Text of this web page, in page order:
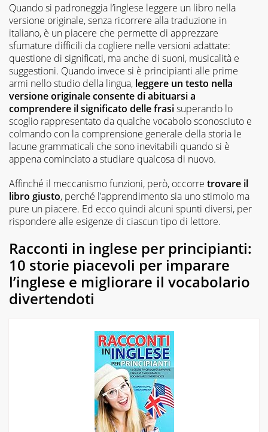
Quando si padroneggia l’inglese leggere un libro nella
versione originale, senza ricorrere alla traduzione in
italiano, è un piacere che permette di apprezzare
sfumature difficili da cogliere nelle versioni adattate:
questione di significati, ma anche di suoni, musicalità e
suggestioni. Quando invece si è principianti alle prime
armi nello studio della lingua, leggere un testo nella
versione originale consente di abituarsi a
comprendere il significato delle frasisuperando lo
scoglio rappresentato da qualche vocabolo sconosciuto e
colmando con la comprensione generale della storia le
lacune grammaticali che sono inevitabili quando si è
appena cominciato a studiare qualcosa di nuovo.
Affinché il meccanismo funzioni, però, occorre trovare il
libro giusto, perché l’apprendimento sia uno stimolo ma
pure un piacere. Ed ecco quindi alcuni spunti diversi, per
rispondere alle esigenze di ciascun tipo di lettore.
Racconti in inglese per principianti:
10 storie piacevoli per imparare
l’inglese e migliorare il vocabolario
divertendoti